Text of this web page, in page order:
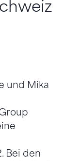
und Mika
Bei den